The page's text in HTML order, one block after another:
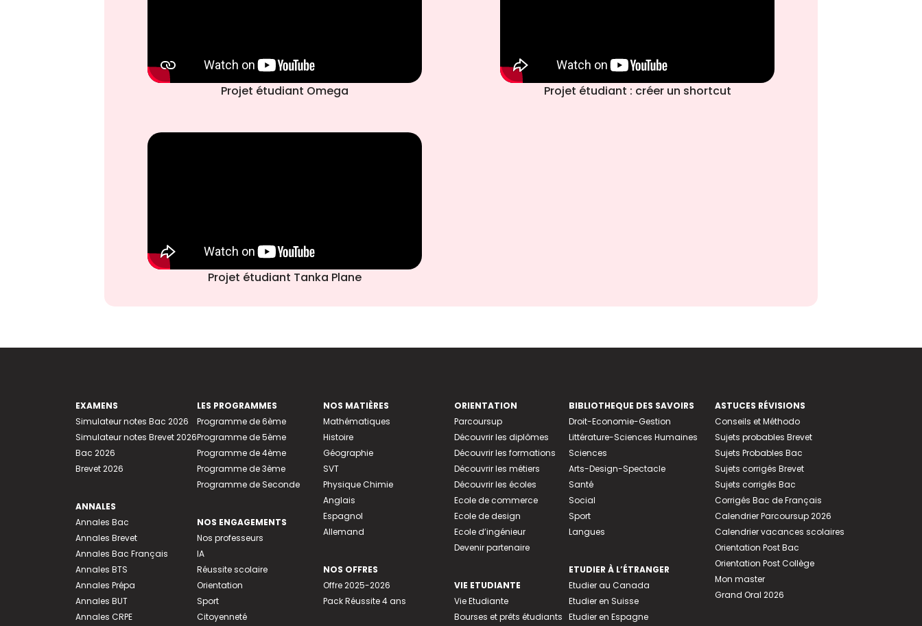
Projet étudiant Omega Projet étudiant : créer un shortcut
Projet étudiant Tanka Plane
EXAMENS
Simulateur notes Bac 2026
Simulateur notes Brevet 2026
Bac 2026
Brevet 2026
ANNALES
Annales Bac
Annales Brevet
Annales Bac Français
Annales BTS
Annales Prépa
Annales BUT
Annales CRPE
LES PROGRAMMES
Programme de 6ème
Programme de 5ème
Programme de 4ème
Programme de 3ème
Programme de Seconde
NOS ENGAGEMENTS
Nos professeurs
IA
Réussite scolaire
Orientation
Sport
Citoyenneté
NOS MATIÈRES
Mathématiques
Histoire
Géographie
SVT
Physique Chimie
Anglais
Espagnol
Allemand
NOS OFFRES
Offre 2025-2026
Pack Réussite 4 ans
ORIENTATION
Parcoursup
Découvrir les diplômes
Découvrir les formations
Découvrir les métiers
Découvrir les écoles
Ecole de commerce
Ecole de design
Ecole d’ingénieur
Devenir partenaire
VIE ETUDIANTE
Vie Etudiante
Bourses et prêts étudiants
BIBLIOTHEQUE DES SAVOIRS
Droit-Economie-Gestion
Littérature-Sciences Humaines
Sciences
Arts-Design-Spectacle
Santé
Social
Sport
Langues
ETUDIER À L’ÉTRANGER
Etudier au Canada
Etudier en Suisse
Etudier en Espagne
ASTUCES RÉVISIONS
Conseils et Méthodo
Sujets probables Brevet
Sujets Probables Bac
Sujets corrigés Brevet
Sujets corrigés Bac
Corrigés Bac de Français
Calendrier Parcoursup 2026
Calendrier vacances scolaires
Orientation Post Bac
Orientation Post Collège
Mon master
Grand Oral 2026